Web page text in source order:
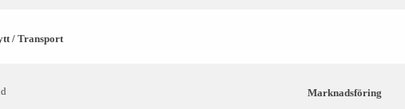
/ Transport
Marknadsföring